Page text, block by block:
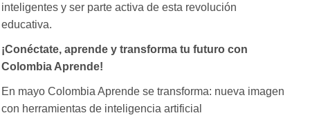
inteligentes y ser parte activa de esta revolución
educativa.
¡Conéctate, aprende y transforma tu futuro con
Colombia Aprende!
En mayo Colombia Aprende se transforma: nueva imagen
con herramientas de inteligencia artificial